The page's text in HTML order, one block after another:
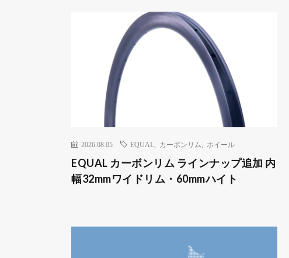
2026.08.05 EQUAL カーボンリム ホイール
EQUAL カーボンリム ラインナップ追加 内
幅32mmワイドリム・60mmハイト